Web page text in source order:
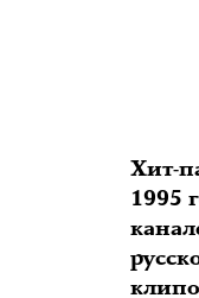
Хит-
1995